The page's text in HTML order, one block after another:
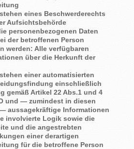
eines Beschwerderechts
Aufsichtsbehörde
personenbezogenen Daten
der betroffenen Person
werden: Alle verfügbaren
über die Herkunft der
einer automatisierten
einschließlich
gemäß Artikel 22 Abs.1 und 4
und — zumindest in diesen
aussagekräftige Informationen
involvierte Logik sowie die
und die angestrebten
einer derartigen
für die betroffene Person